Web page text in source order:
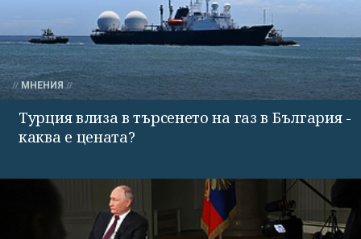
МНЕНИЯ
Турция влиза в търсенето на газ в България -
каква е цената?